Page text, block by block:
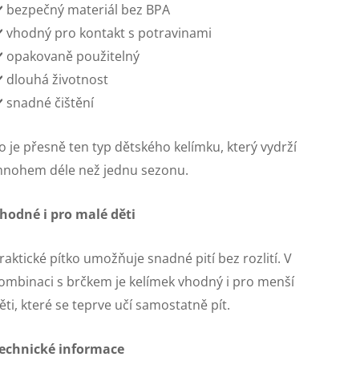
bezpečný materiál bez BPA
vhodný pro kontakt s potravinami
opakovaně použitelný
dlouhá životnost
snadné čištění
je přesně ten typ dětského kelímku, který vydrží
déle než jednu sezonu.
i pro malé děti
pítko umožňuje snadné pití bez rozlití. V
s brčkem je kelímek vhodný i pro menší
které se teprve učí samostatně pít.
informace